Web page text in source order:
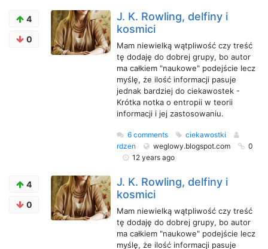
4
0
J. K. Rowling, delfiny i
kosmici
Mam niewielką wątpliwość czy treść
tę dodaję do dobrej grupy, bo autor
ma całkiem "naukowe" podejście lecz
myślę, że ilość informacji pasuje
jednak bardziej do ciekawostek -
Krótka notka o entropii w teorii
informacji i jej zastosowaniu.
6 comments
ciekawostki
rdzen
weglowy.blogspot.com
0
12 years ago
4
0
J. K. Rowling, delfiny i
kosmici
Mam niewielką wątpliwość czy treść
tę dodaję do dobrej grupy, bo autor
ma całkiem "naukowe" podejście lecz
myślę, że ilość informacji pasuje